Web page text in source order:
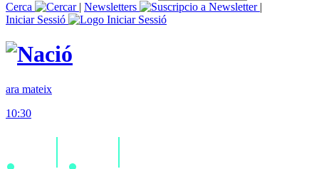
Cerca
| Newsletters
|
Iniciar Sessió
ara mateix
10:30